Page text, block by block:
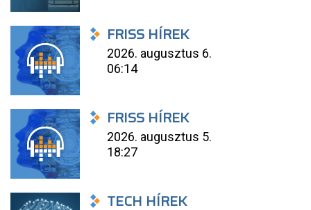
FRISS HÍREK
2026. augusztus 6.
06:14
FRISS HÍREK
2026. augusztus 5.
18:27
TECH HÍREK